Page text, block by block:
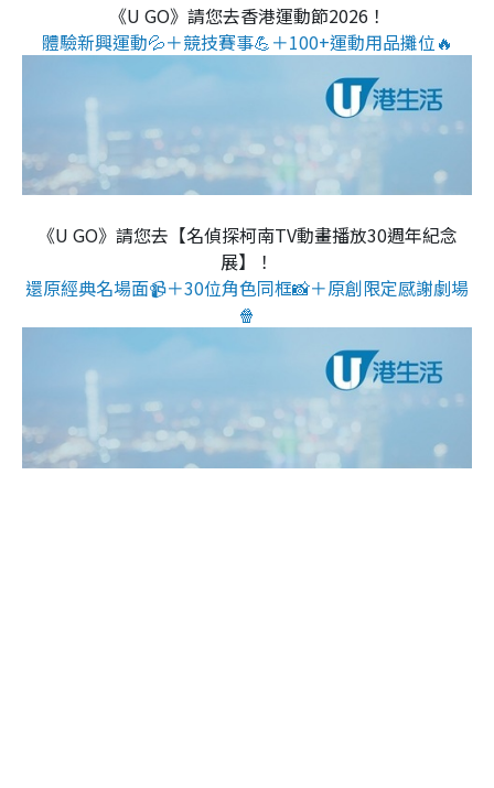
《U GO》請您去香港運動節2026！
體驗新興運動💦＋競技賽事💪＋100+運動用品攤位🔥
《U GO》請您去【名偵探柯南TV動畫播放30週年紀念
展】！
還原經典名場面📹＋30位角色同框📸＋原創限定感謝劇場
🍿